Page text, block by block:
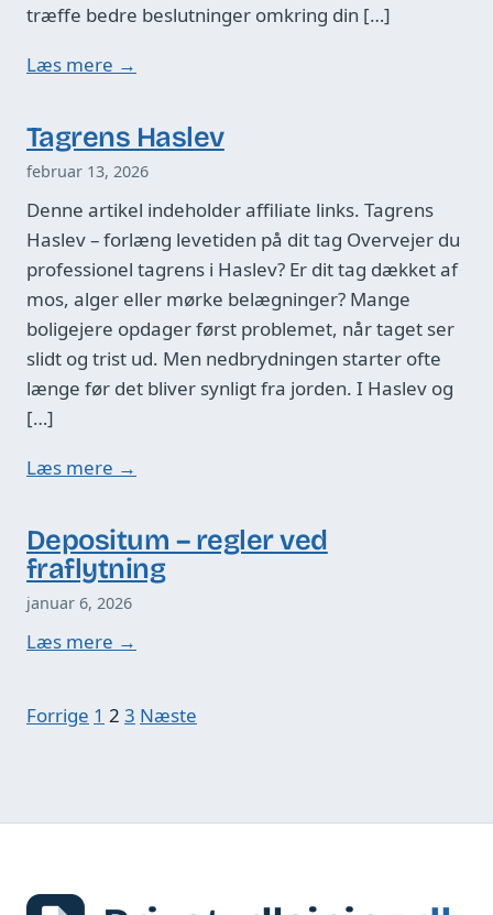
træffe bedre beslutninger omkring din […]
Læs mere →
Tagrens Haslev
februar 13, 2026
Denne artikel indeholder affiliate links. Tagrens
Haslev – forlæng levetiden på dit tag Overvejer du
professionel tagrens i Haslev? Er dit tag dækket af
mos, alger eller mørke belægninger? Mange
boligejere opdager først problemet, når taget ser
slidt og trist ud. Men nedbrydningen starter ofte
længe før det bliver synligt fra jorden. I Haslev og
[…]
Læs mere →
Depositum – regler ved
fraflytning
januar 6, 2026
Læs mere →
Indlægsinddeling
Forrige 1 2 3 Næste